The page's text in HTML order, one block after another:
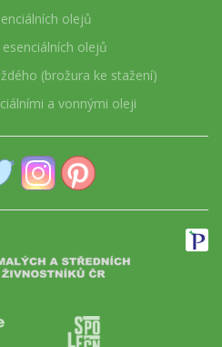
olejů
olejů
(brožura ke stažení)
a vonnými oleji